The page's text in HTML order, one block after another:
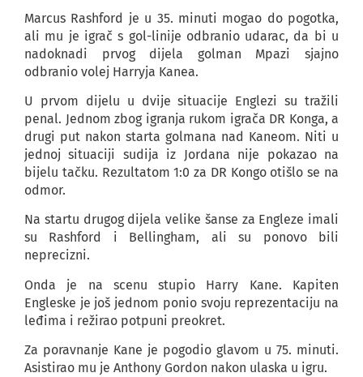
Marcus Rashford je u 35. minuti mogao do pogotka,
ali mu je igrač s gol-linije odbranio udarac, da bi u
nadoknadi prvog dijela golman Mpazi sjajno
odbranio volej Harryja Kanea.
U prvom dijelu u dvije situacije Englezi su tražili
penal. Jednom zbog igranja rukom igrača DR Konga, a
drugi put nakon starta golmana nad Kaneom. Niti u
jednoj situaciji sudija iz Jordana nije pokazao na
bijelu tačku. Rezultatom 1:0 za DR Kongo otišlo se na
odmor.
Na startu drugog dijela velike šanse za Engleze imali
su Rashford i Bellingham, ali su ponovo bili
neprecizni.
Onda je na scenu stupio Harry Kane. Kapiten
Engleske je još jednom ponio svoju reprezentaciju na
leđima i režirao potpuni preokret.
Za poravnanje Kane je pogodio glavom u 75. minuti.
Asistirao mu je Anthony Gordon nakon ulaska u igru.